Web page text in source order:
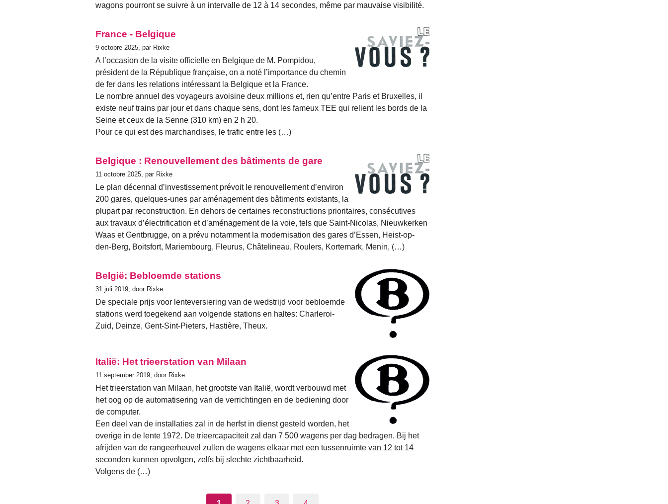
wagons pourront se suivre à un intervalle de 12 à 14 secondes, même par mauvaise visibilité.
France - Belgique
9 octobre 2025, par Rixke
A l’occasion de la visite officielle en Belgique de M. Pompidou,
président de la République française, on a noté l’importance du chemin
de fer dans les relations intéressant la Belgique et la France.
Le nombre annuel des voyageurs avoisine deux millions et, rien qu’entre Paris et Bruxelles, il
existe neuf trains par jour et dans chaque sens, dont les fameux TEE qui relient les bords de la
Seine et ceux de la Senne (310 km) en 2 h 20.
Pour ce qui est des marchandises, le trafic entre les (…)
Belgique : Renouvellement des bâtiments de gare
11 octobre 2025, par Rixke
Le plan décennal d’investissement prévoit le renouvellement d’environ
200 gares, quelques-unes par aménagement des bâtiments existants, la
plupart par reconstruction. En dehors de certaines reconstructions prioritaires, consécutives
aux travaux d’électrification et d’aménagement de la voie, tels que Saint-Nicolas, Nieuwkerken
Waas et Gentbrugge, on a prévu notamment la modernisation des gares d’Essen, Heist-op-
den-Berg, Boitsfort, Mariembourg, Fleurus, Châtelineau, Roulers, Kortemark, Menin, (…)
België: Bebloemde stations
31 juli 2019, door Rixke
De speciale prijs voor lenteversiering van de wedstrijd voor bebloemde
stations werd toegekend aan volgende stations en haltes: Charleroi-
Zuid, Deinze, Gent-Sint-Pieters, Hastière, Theux.
Italië: Het trieerstation van Milaan
11 september 2019, door Rixke
Het trieerstation van Milaan, het grootste van Italië, wordt verbouwd met
het oog op de automatisering van de verrichtingen en de bediening door
de computer.
Een deel van de installaties zal in de herfst in dienst gesteld worden, het
overige in de lente 1972. De trieercapaciteit zal dan 7 500 wagens per dag bedragen. Bij het
afrijden van de rangeerheuvel zullen de wagens elkaar met een tussenruimte van 12 tot 14
seconden kunnen opvolgen, zelfs bij slechte zichtbaarheid.
Volgens de (…)